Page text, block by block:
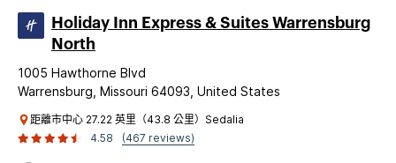
Holiday Inn Express & Suites Warrensburg
North
1005 Hawthorne Blvd
Warrensburg, Missouri 64093, United States
距離市中心 27.22 英里（43.8 公里）Sedalia
4.58
(467 reviews)